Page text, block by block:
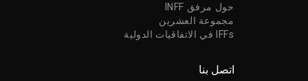
حول مرفق INFF
مجموعة العشرين
IFFs في الاتفاقيات الدولية
اتصل بنا